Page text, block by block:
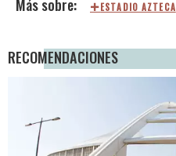
ESTADIO AZTECA
RECOMENDACIONES